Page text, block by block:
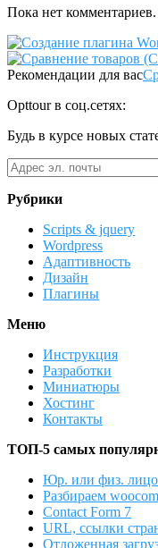
Пока нет
Рекомендации для вас
Opttour в соц.сетях:
Будь в курсе новых
Рубрики
Scripts & jquery
Wordpress
Адаптивность
Дизайн
Плагины
Меню
Инструкция
Разработки
Миниатюры
Хостинг
Контакты
ТОП-5 самых
Юр. или физ.
Разбираем
Contact Form 7
URL, ссылки
Отложенная